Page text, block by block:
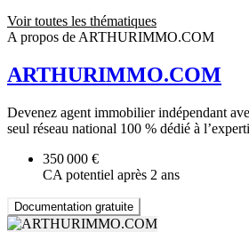
Voir toutes les thématiques
A propos de ARTHURIMMO.COM
ARTHURIMMO.COM
Devenez agent immobilier indépendant
seul réseau national 100 % dédié à
350 000 €
CA potentiel après 2 ans
Documentation gratuite